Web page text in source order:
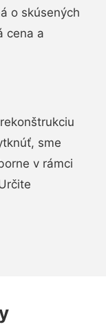
o skúsených
cena a
sme
v rámci